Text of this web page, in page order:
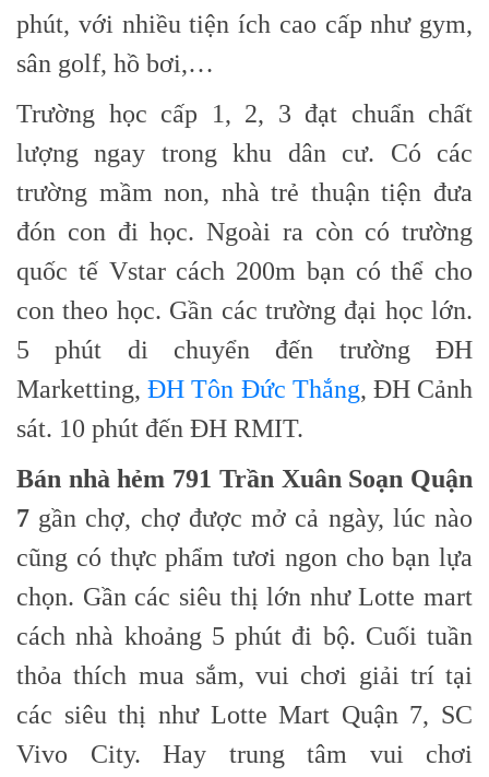
phút, với nhiều tiện ích cao cấp như gym,
sân golf, hồ bơi,…
Trường học cấp 1, 2, 3 đạt chuẩn chất
lượng ngay trong khu dân cư. Có các
trường mầm non, nhà trẻ thuận tiện đưa
đón con đi học. Ngoài ra còn có trường
quốc tế Vstar cách 200m bạn có thể cho
con theo học. Gần các trường đại học lớn.
5 phút di chuyển đến trường ĐH
Marketting,ĐH Tôn Đức Thắng, ĐH Cảnh
sát. 10 phút đến ĐH RMIT.
Bán nhà hẻm 791 Trần Xuân Soạn Quận
7 gần chợ, chợ được mở cả ngày, lúc nào
cũng có thực phẩm tươi ngon cho bạn lựa
chọn. Gần các siêu thị lớn như Lotte mart
cách nhà khoảng 5 phút đi bộ. Cuối tuần
thỏa thích mua sắm, vui chơi giải trí tại
các siêu thị như Lotte Mart Quận 7, SC
Vivo City. Hay trung tâm vui chơi